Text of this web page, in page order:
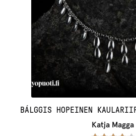
BÁLGGIS HOPEINEN
Katja Magga